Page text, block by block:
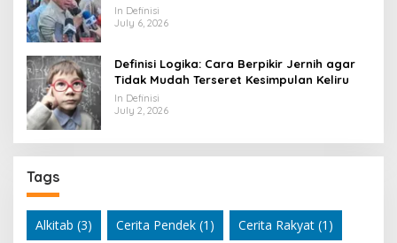
In Definisi
July 6, 2026
Definisi Logika: Cara Berpikir Jernih agar
Tidak Mudah Terseret Kesimpulan Keliru
In Definisi
July 2, 2026
Tags
Alkitab (3) Cerita Pendek (1) Cerita Rakyat (1)